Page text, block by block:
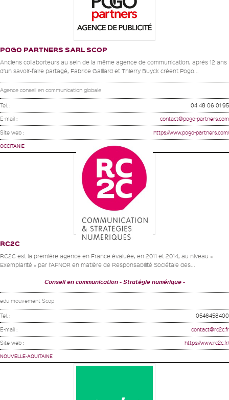
POGO PARTNERS SARL SCOP
Anciens collaborteurs au sein de la même agence de communication, après 12 ans
d’un savoir-faire partagé, Fabrice Gaillard et Thierry Buyck créent Pogo...
Agence conseil en communication globale
Tel. : 04 48 06 01 95
E-mail : contact@pogo-partners.com
Site web : https://www.pogo-partners.com/
OCCITANIE
RC2C
RC2C est la première agence en France évaluée, en 2011 et 2014, au niveau «
Exemplarité » par l’AFNOR en matière de Responsabilité Sociétale des...
Conseil en communication Stratégie numérique
edu mouvement Scop
Tel. : 0546458400
E-mail : contact@rc2c.fr
Site web : https://www.rc2c.fr/
NOUVELLE-AQUITAINE